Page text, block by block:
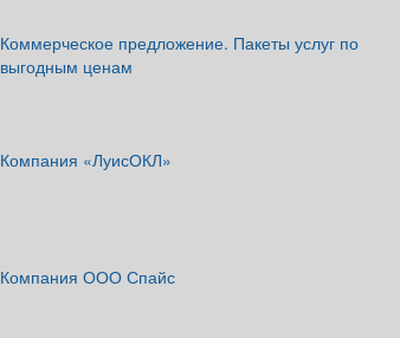
Коммерческое предложение. Пакеты услуг по
выгодным ценам
Компания «ЛуисОКЛ»
Компания ООО Спайс